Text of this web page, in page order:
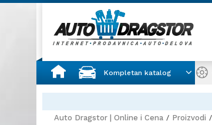
Kompletan katalog
Auto Dragstor | Online i Cena Proizvodi